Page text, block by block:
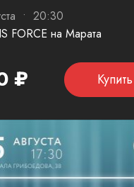
• 20:30
FORCE на Марата
₽